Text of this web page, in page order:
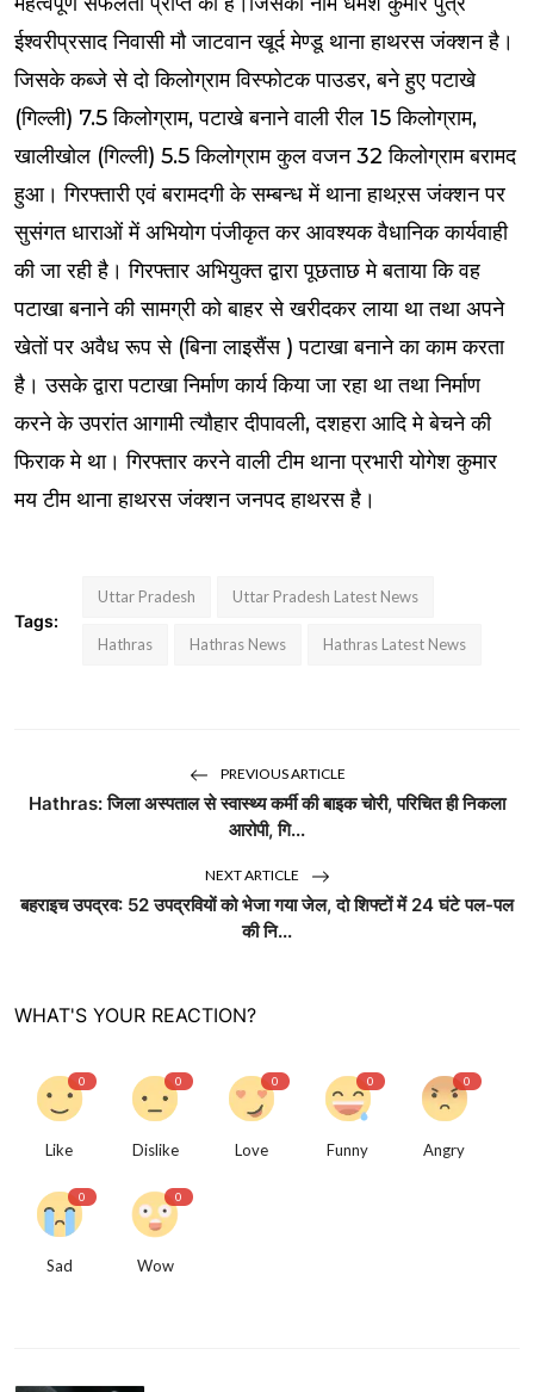
ईश्वरीप्रसाद निवासी मौ जाटवान खूर्द मेण्डू थाना हाथरस जंक्शन है।
जिसके कब्जे से दो किलोग्राम विस्फोटक पाउडर, बने हुए पटाखे
(गिल्ली) 7.5 किलोग्राम, पटाखे बनाने वाली रील 15 किलोग्राम,
खालीखोल (गिल्ली) 5.5 किलोग्राम कुल वजन 32 किलोग्राम बरामद
हुआ। गिरफ्तारी एवं बरामदगी के सम्बन्ध में थाना हाथऱस जंक्शन पर
सुसंगत धाराओं में अभियोग पंजीकृत कर आवश्यक वैधानिक कार्यवाही
की जा रही है। गिरफ्तार अभियुक्त द्वारा पूछताछ मे बताया कि वह
पटाखा बनाने की सामग्री को बाहर से खरीदकर लाया था तथा अपने
खेतों पर अवैध रूप से (बिना लाइसैंस ) पटाखा बनाने का काम करता
है। उसके द्वारा पटाखा निर्माण कार्य किया जा रहा था तथा निर्माण
करने के उपरांत आगामी त्यौहार दीपावली, दशहरा आदि मे बेचने की
फिराक मे था। गिरफ्तार करने वाली टीम थाना प्रभारी योगेश कुमार
मय टीम थाना हाथरस जंक्शन जनपद हाथरस है।
Tags:
Uttar Pradesh Uttar Pradesh Latest News
Hathras Hathras News Hathras Latest News
PREVIOUS ARTICLE
Hathras: जिला अस्पताल से स्वास्थ्य कर्मी की बाइक चोरी, परिचित ही निकला
आरोपी, गि...
NEXT ARTICLE
बहराइच उपद्रव: 52 उपद्रवियों को भेजा गया जेल, दो शिफ्टों में 24 घंटे पल-पल
की नि...
WHAT'S YOUR REACTION?
0
Like
0
Dislike
0
Love
0
Funny
0
Angry
0
Sad
0
Wow